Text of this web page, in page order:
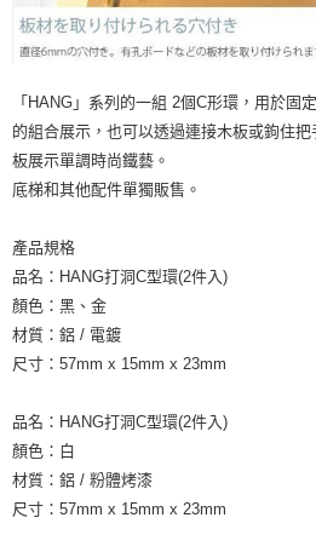
「HANG」系列的一組 2個C形環，用於固
的組合展示，也可以透過連接木板或鉤住
板展示單調時尚鐵藝。
底梯和其他配件單獨販售。
產品規格
品名：HANG打洞C型環(2件入)
顏色：黑、金
材質：鋁 / 電鍍
尺寸：57mm x 15mm x 23mm
品名：HANG打洞C型環(2件入)
顏色：白
材質：鋁 / 粉體烤漆
尺寸：57mm x 15mm x 23mm